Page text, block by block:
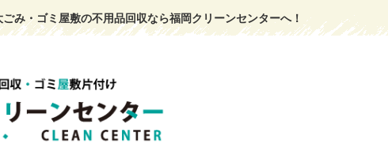
み・ゴミ屋敷の不用品回収なら福岡クリーンセンターへ！